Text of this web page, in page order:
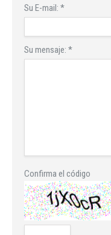
Su E-mail: *
Su mensaje: *
Confirma el código